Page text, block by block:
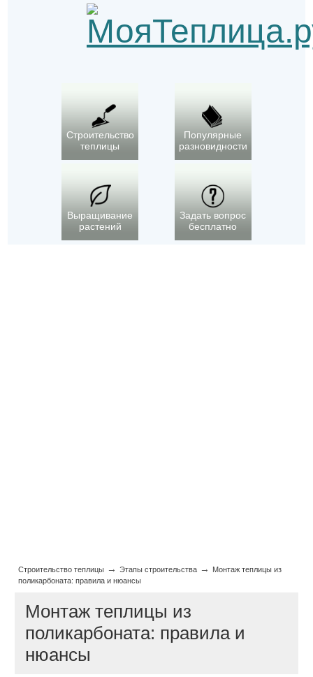
Строительство
теплицы
Популярные
разновидности
Выращивание
растений
Задать вопрос
бесплатно
Строительство теплицы →Этапы строительства →
Монтаж теплицы из
поликарбоната: правила и нюансы
Монтаж теплицы из
поликарбоната: правила и
нюансы